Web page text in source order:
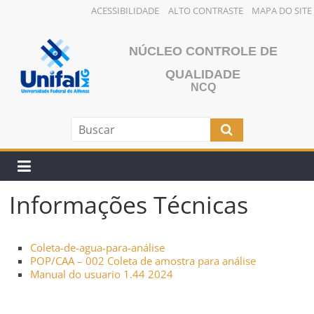
ACESSIBILIDADE ALTO CONTRASTE MAPA DO SITE
conteúdo
NÚCLEO CONTROLE DE
QUALIDADE
NCQ
Informações Técnicas
Coleta-de-agua-para-análise
POP/CAA – 002 Coleta de amostra para análise
Manual do usuario 1.44 2024